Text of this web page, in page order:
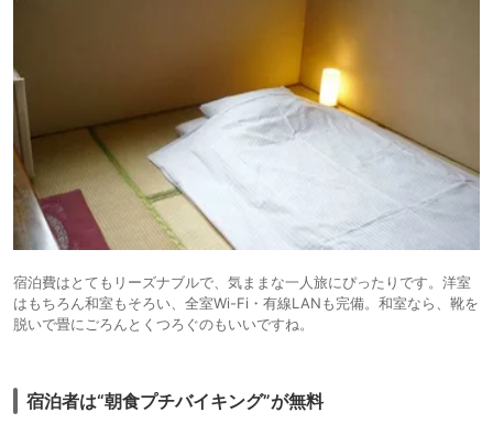
宿泊費はとてもリーズナブルで、気ままな一人旅にぴったりです。洋室
はもちろん和室もそろい、全室Wi-Fi・有線LANも完備。和室なら、靴を
脱いで畳にごろんとくつろぐのもいいですね。
宿泊者は“朝食プチバイキング”が無料